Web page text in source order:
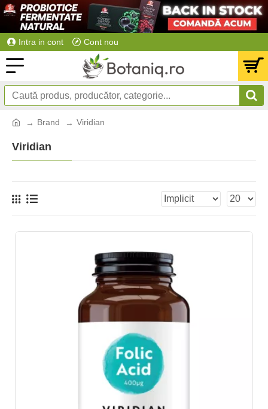
Intra in cont Cont nou
Brand Viridian
Viridian